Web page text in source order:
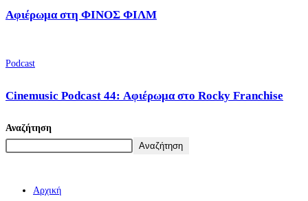
Αφιέρωμα στη ΦΙΝΟΣ ΦΙΛΜ
Podcast
Cinemusic Podcast 44: Αφιέρωμα στο Rocky Franchise
Αναζήτηση
Αναζήτηση
Αρχική